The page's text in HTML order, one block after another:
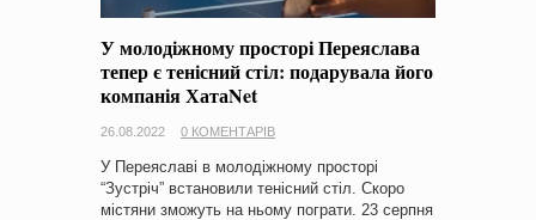
У молодіжному просторі Переяслава
тепер є тенісний стіл: подарувала його
компанія ХатаNet
26.08.2022 0 КОМЕНТАРІВ
У Переяславі в молодіжному просторі
“Зустріч” встановили тенісний стіл. Скоро
містяни зможуть на ньому пограти. 23 серпня